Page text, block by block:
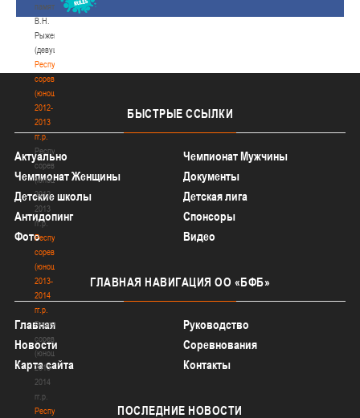
памяти
В.Н.
Рыженкова
(девушки)
Республиканские
соревнования
(юноши)
2012-
2013
гг.р.
Республиканские
соревнования
(юноши)
2012-
2013
гг.р.
Республиканские
соревнования
(юноши)
2013-
2014
гг.р.
Республиканские
соревнования
(юноши)
2013-
2014
гг.р.
Республиканские
БЫСТРЫЕ ССЫЛКИ
Актуально
Чемпионат Мужчины
Чемпионат Женщины
Документы
Детские школы
Детская лига
Антидопинг
Спонсоры
Фото
Видео
ГЛАВНАЯ НАВИГАЦИЯ ОО «БФБ»
Главная
Руководство
Новости
Соревнования
Карта сайта
Контакты
ПОСЛЕДНИЕ НОВОСТИ